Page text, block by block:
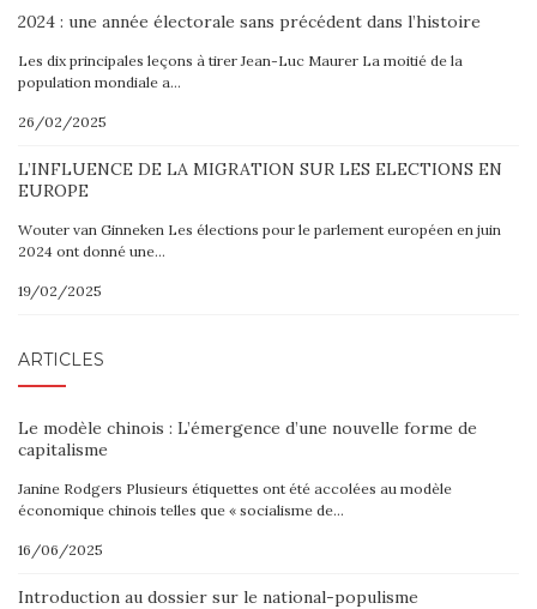
2024 : une année électorale sans précédent dans l’histoire
Les dix principales leçons à tirer Jean-Luc Maurer La moitié de la
population mondiale a…
26/02/2025
L’INFLUENCE DE LA MIGRATION SUR LES ELECTIONS EN
EUROPE
Wouter van Ginneken Les élections pour le parlement européen en juin
2024 ont donné une…
19/02/2025
ARTICLES
Le modèle chinois : L’émergence d’une nouvelle forme de
capitalisme
Janine Rodgers Plusieurs étiquettes ont été accolées au modèle
économique chinois telles que « socialisme de…
16/06/2025
Introduction au dossier sur le national-populisme